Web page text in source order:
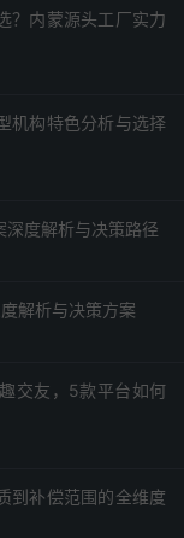
？内蒙源头工厂实力
机构特色分析与选择
度解析与决策路径
解析与决策方案
交友，5款平台如何
到补偿范围的全维度